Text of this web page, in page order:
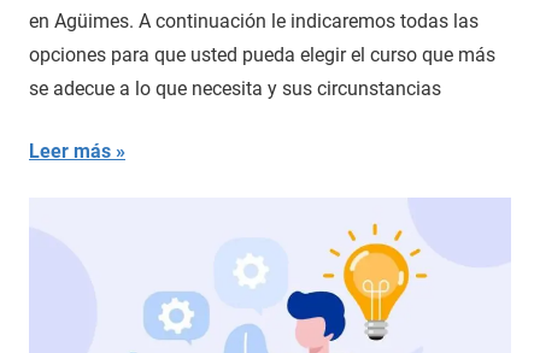
en Agüimes. A continuación le indicaremos todas las
opciones para que usted pueda elegir el curso que más
se adecue a lo que necesita y sus circunstancias
Leer más